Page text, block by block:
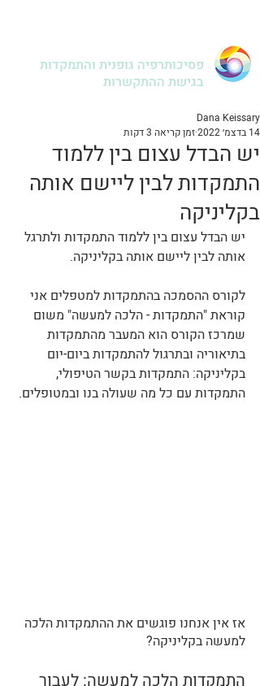
פסיכותרפיה גופנית והתמקדות
בגישת ההתקשרות
יש הבדל עצום בין ללמוד
התמקדות לבין ליישם אותה
בקליניקה
Dana Keissary
14 בדצמ׳ 2022
זמן קריאה 3 דקות
יש הבדל עצום בין ללמוד התמקדות ולתרגל
אותה לבין ליישם אותה בקליניקה.
לקורס ההסמכה בהתמקדות למטפלים אני
קוראת "התמקדות - הלכה למעשה" משום
שמרכז הקורס הוא המעבר מהתמקדות
בתיאוריה ובתרגול להתמקדות ביום-יום
בקליניקה: התמקדות בקשר הטיפולי,
התמקדות עם כל מה שעולה בנו ובמטופלים.
אז אין אנחנו פוגשים את ההתמקדות הלכה
למעשה בקליניקה?
התמקדות הלכה למעשה: לעבור